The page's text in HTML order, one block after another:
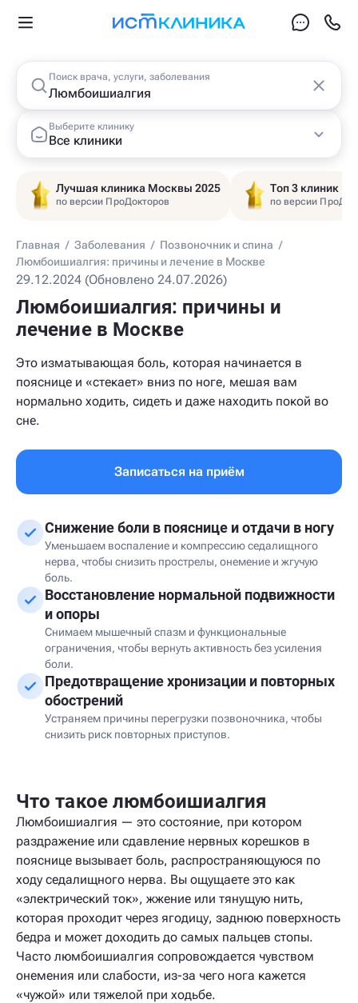
Поиск врача, услуги, заболевания
Выберите клинику
Все клиники
Лучшая клиника Москвы 2025
по версии ПроДокторов
Топ 3 клиник
по версии
Главная / Заболевания / Позвоночник и спина /
Люмбоишиалгия: причины и лечение в Москве
29.12.2024 (Обновлено 24.07.2026)
Люмбоишиалгия: причины и
лечение в Москве
Это изматывающая боль, которая начинается в
пояснице и «стекает» вниз по ноге, мешая вам
нормально ходить, сидеть и даже находить покой во
сне.
Записаться на приём
Снижение боли в пояснице и отдачи в ногу
Уменьшаем воспаление и компрессию седалищного
нерва, чтобы снизить прострелы, онемение и жгучую
боль.
Восстановление нормальной подвижности
и опоры
Снимаем мышечный спазм и функциональные
ограничения, чтобы вернуть активность без усиления
боли.
Предотвращение хронизации и повторных
обострений
Устраняем причины перегрузки позвоночника, чтобы
снизить риск повторных приступов.
Что такое люмбоишиалгия
Люмбоишиалгия — это состояние, при котором
раздражение или сдавление нервных корешков в
пояснице вызывает боль, распространяющуюся по
ходу седалищного нерва. Вы ощущаете это как
«электрический ток», жжение или тянущую нить,
которая проходит через ягодицу, заднюю поверхность
бедра и может доходить до самых пальцев стопы.
Часто люмбоишиалгия сопровождается чувством
онемения или слабости, из-за чего нога кажется
«чужой» или тяжелой при ходьбе.